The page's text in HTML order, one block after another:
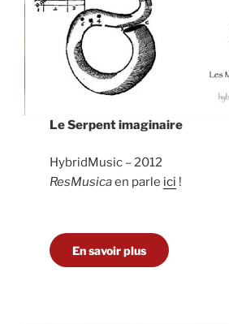
Le Serpent imaginaire
HybridMusic – 2012
ResMusicaen parle ici !
En savoir plus